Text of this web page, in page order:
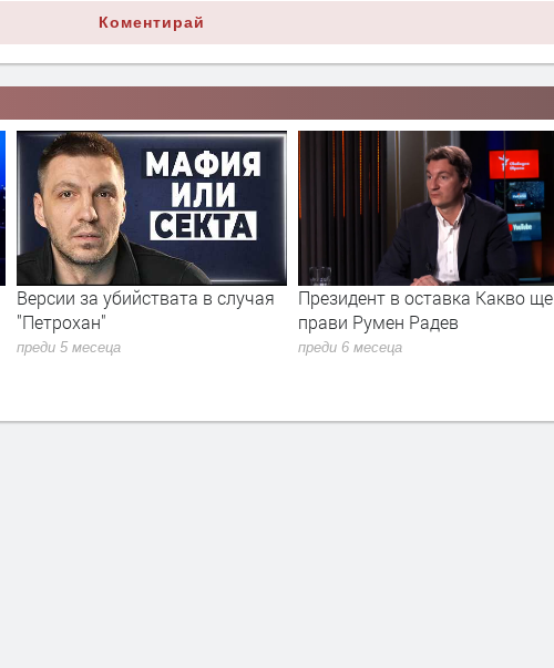
Коментирай
Версии за убийствата в случая
"Петрохан"
преди 5 месеца
Президент в оставка Какво ще
прави Румен Радев
преди 6 месеца